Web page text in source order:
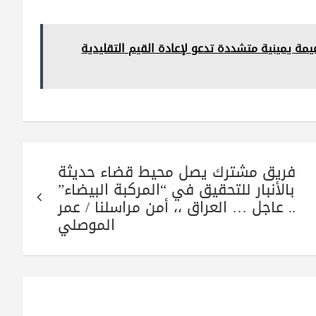
يمينية متشددة تدعو لإعادة القيم التقليدية
فريق مشترك يصل محيط قضاء حديثة
بالأنبار للتحقيق في “المركبة البيضاء”
.. عاجل … العراق ،، أمن مراسلنا / عمر
الموصلي